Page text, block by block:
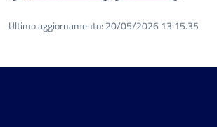
Ultimo aggiornamento: 20/05/2026 13:15.35